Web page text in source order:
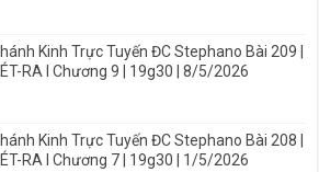
Kinh Trực Tuyến ĐC Stephano Bài 209 |
RA I Chương 9 | 19g30 | 8/5/2026
Kinh Trực Tuyến ĐC Stephano Bài 208 |
RA I Chương 7 | 19g30 | 1/5/2026